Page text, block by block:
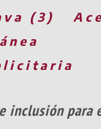
(3)
para